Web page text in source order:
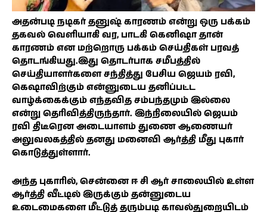
அதன்படி நடிகர் தனுஷ் காரணம் என்று ஒரு பக்கம்
தகவல் வெளியாகி வர, பாடகி கெனிஷா தான்
காரணம் என மற்றொரு பக்கம் செய்திகள் பரவத்
தொடங்கியது.இது தொடர்பாக சமீபத்தில்
செய்தியாளர்களை சந்தித்து பேசிய ஜெயம் ரவி,
கெஷாவிற்கும் என்னுடைய தனிப்பட்ட
வாழ்க்கைக்கும் எந்தவித சம்பந்தமும் இல்லை
என்று தெரிவித்திருந்தார். இந்நிலையில் ஜெயம்
ரவி திடீரென அடையாளம் துணை ஆணையர்
அலுவலகத்தில் தனது மனைவி ஆர்த்தி மீது புகார்
கொடுத்துள்ளார்.
அந்த புகாரில், சென்னை ஈ சி ஆர் சாலையில் உள்ள
ஆர்த்தி வீட்டில் இருக்கும் தன்னுடைய
உடைமைகளை மீட்டுத் தரும்படி காவல்துறையிடம்